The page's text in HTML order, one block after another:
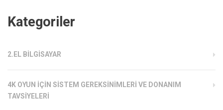
Kategoriler
2.EL BILGISAYAR
4K OYUN İÇIN SISTEM GEREKSINIMLERI VE DONANIM
TAVSIYELERI